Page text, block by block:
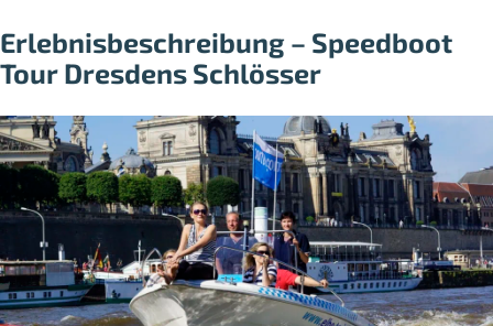
Erlebnisbeschreibung – Speedboot
Tour Dresdens Schlösser